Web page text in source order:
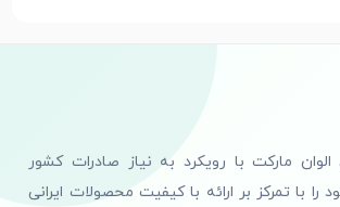
مارکت با رویکرد به نیاز صادرات کشور
را با تمرکز بر ارائه با کیفیت محصولات ایرانی